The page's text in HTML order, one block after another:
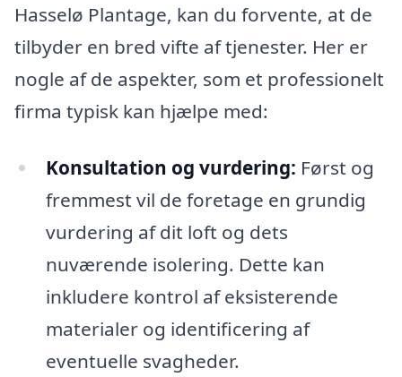
Hasselø Plantage, kan du forvente, at de
tilbyder en bred vifte af tjenester. Her er
nogle af de aspekter, som et professionelt
firma typisk kan hjælpe med:
Konsultation og vurdering: Først og
fremmest vil de foretage en grundig
vurdering af dit loft og dets
nuværende isolering. Dette kan
inkludere kontrol af eksisterende
materialer og identificering af
eventuelle svagheder.